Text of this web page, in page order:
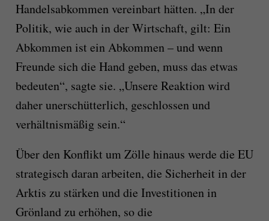
Handelsabkommen vereinbart hätten. „In der
Politik, wie auch in der Wirtschaft, gilt: Ein
Abkommen ist ein Abkommen – und wenn
Freunde sich die Hand geben, muss das etwas
bedeuten“, sagte sie. „Unsere Reaktion wird
daher unerschütterlich, geschlossen und
verhältnismäßig sein.“
Über den Konflikt um Zölle hinaus werde die EU
strategisch daran arbeiten, die Sicherheit in der
Arktis zu stärken und die Investitionen in
Grönland zu erhöhen, so die